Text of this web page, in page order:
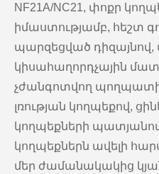
NF21A/NC21, փոքր
իմաստությամբ, հեշտ
պարզեցված դիզայնով,
կիսահաղորդչային
չժանգոտվող
լռության կողպեքով,
կողպեքների պատյանով,
կողպեքներն ավելի
մեր ժամանակակից